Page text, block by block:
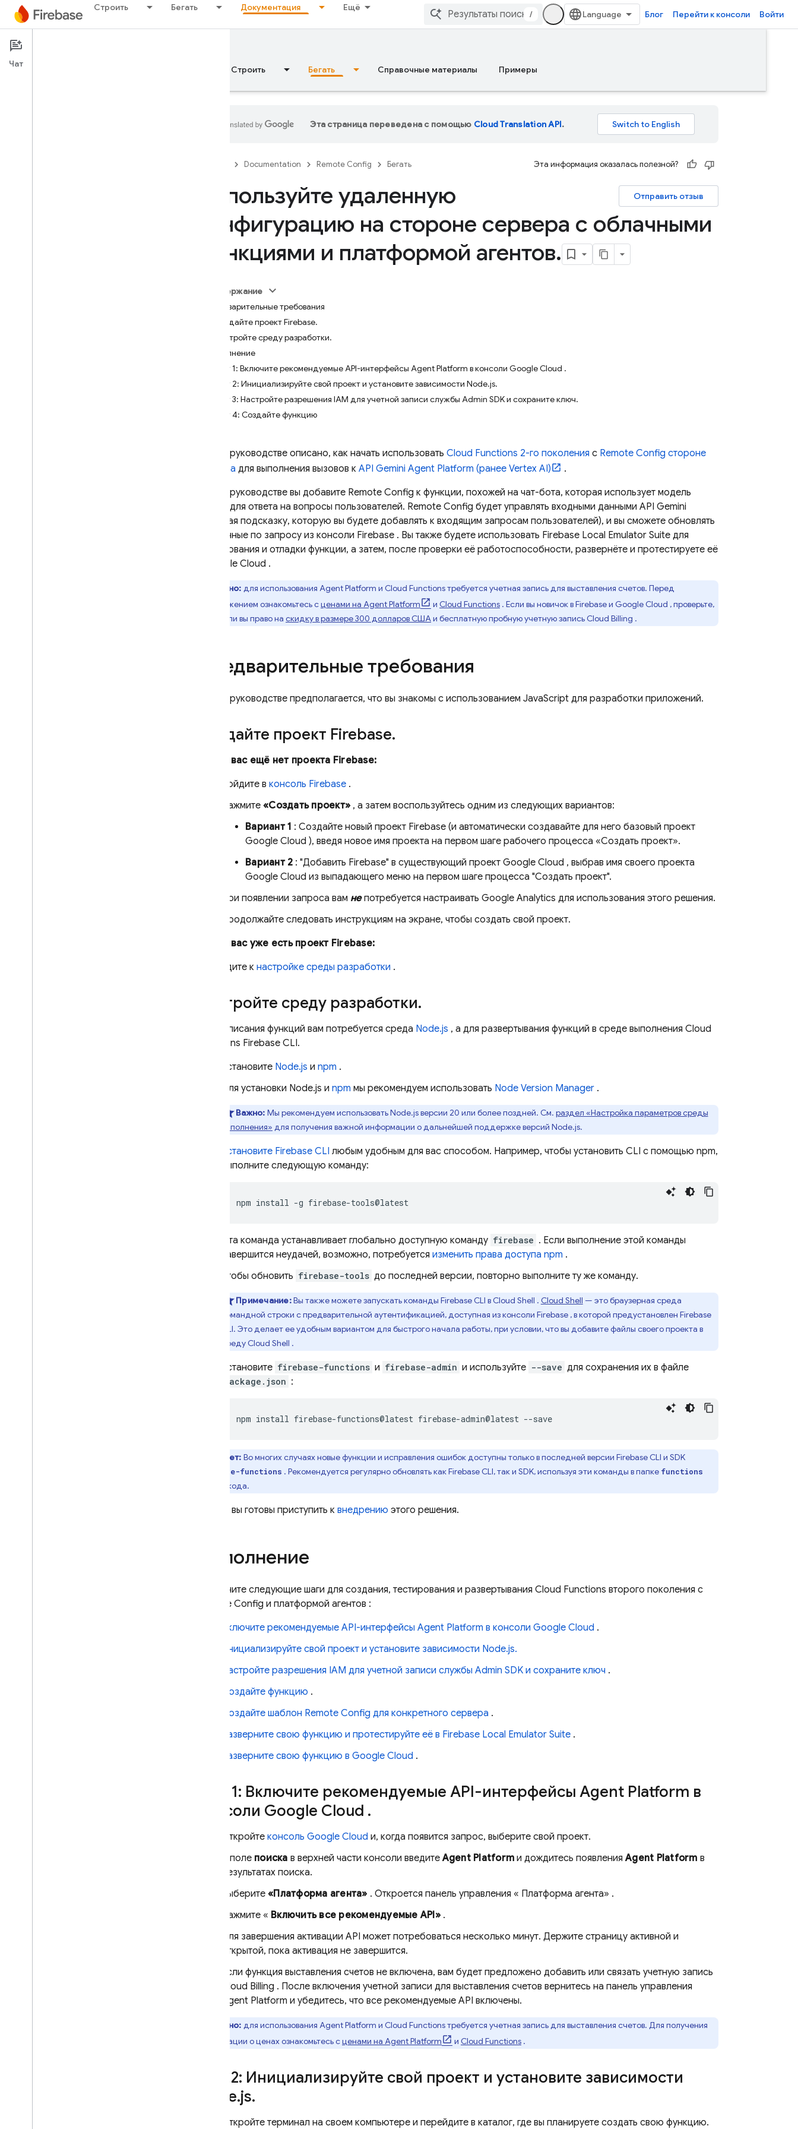
Строить Бегать Документация Ещё
/ Блог Перейти к консоли Войти
Documentation
Обзор Строить Бегать Справочные материалы Примеры
Эта страница переведена с помощью Cloud Translation API.
Documentation Remote Config Бегать Эта информация оказалась полезной?
Отправить отзыв
Используйте удаленную
конфигурацию на стороне сервера с облачными
функциями и платформой агентов.
Содержание
Предварительные требования
Создайте проект Firebase.
Настройте среду разработки.
Выполнение
Шаг 1: Включите рекомендуемые API-интерфейсы Agent Platform в консоли Google Cloud .
Шаг 2: Инициализируйте свой проект и установите зависимости Node.js.
Шаг 3: Настройте разрешения IAM для учетной записи службы Admin SDK и сохраните ключ.
Шаг 4: Создайте функцию
В этом руководстве описано, как начать использовать Cloud Functions 2-го поколения с Remote Config стороне
сервера для выполнения вызовов к API Gemini Agent Platform (ранее Vertex AI)
.
В этом руководстве вы добавите Remote Config к функции, похожей на чат-бота, которая использует модель
для ответа на вопросы пользователей. Remote Config будет управлять входными данными API Gemini
(включая подсказку, которую вы будете добавлять к входящим запросам пользователей), и вы сможете обновлять
эти данные по запросу из консоли Firebase . Вы также будете использовать Firebase Local Emulator Suite для
тестирования и отладки функции, а затем, после проверки её работоспособности, развернёте и протестируете её
Google Cloud .
Важно: для использования Agent Platform и Cloud Functionsтребуется учетная запись для выставления счетов. Перед
продолжением ознакомьтесь сценами на Agent Platform и Cloud Functions . Если вы новичок в Firebase и Google Cloud , проверьте,
имеете ли вы право на скидку в размере 300 долларов СШАи бесплатную пробную учетную запись Cloud Billing .
Предварительные требования
В этом руководстве предполагается, что вы знакомы с использованием JavaScript для разработки приложений.
Создайте проект Firebase.
Если у вас ещё нет проекта Firebase:
Войдите в консоль Firebase .
Нажмите «Создать проект» , а затем воспользуйтесь одним из следующих вариантов:
Вариант 1 : Создайте новый проект Firebase (и автоматически создавайте для него базовый проект
Google Cloud ), введя новое имя проекта на первом шаге рабочего процесса «Создать проект».
Вариант 2 : "Добавить Firebase" в существующий проектGoogle Cloud , выбрав имя своего проекта
Google Cloud из выпадающего меню на первом шаге процесса "Создать проект".
При появлении запроса вам непотребуется настраивать Google Analytics для использования этого решения.
Продолжайте следовать инструкциям на экране, чтобы создать свой проект.
Если у вас уже есть проект Firebase:
Перейдите к настройке среды разработки .
Настройте среду разработки.
Для написания функций вам потребуется среда Node.js , а для развертывания функций в среде выполнения Cloud
Functions Firebase CLI.
Установите Node.js и npm .
Для установки Node.js и npm мы рекомендуем использовать Node Version Manager .
Важно: Мы рекомендуем использовать Node.js версии 20 или более поздней. См. раздел «Настройка параметров среды
выполнения» для получения важной информации о дальнейшей поддержке версий Node.js.
Установите Firebase CLI любым удобным для вас способом. Например, чтобы установить CLI с помощью npm,
выполните следующую команду:
npm install -g
Эта команда устанавливает глобально доступную команду firebase . Если выполнение этой команды
завершится неудачей, возможно, потребуется изменить права доступа npm .
Чтобы обновить firebase-tools до последней версии, повторно выполните ту же команду.
Примечание:Вы также можете запускать команды FirebaseCLI в Cloud Shell . Cloud Shell — это браузерная среда
командной строки с предварительной аутентификацией, доступная из консоли Firebase , в которой предустановлен Firebase
CLI. Это делает ее удобным вариантом для быстрого начала работы, при условии, что вы добавите файлы своего проекта в
среду Cloud Shell .
Установите firebase-functions и firebase-admin и используйте --save для сохранения их в файле
package.json :
npm install firebase-functions@latest firebase-admin@latest
Совет: Во многих случаях новые функции и исправления ошибок доступны только в последней версии FirebaseCLI и SDK
firebase-functions . Рекомендуется регулярно обновлять какFirebase CLI, так и SDK, используя эти команды в папке functions
вашего кода.
Теперь вы готовы приступить к внедрению этого решения.
Выполнение
Выполните следующие шаги для создания, тестирования и развертывания Cloud Functions второго поколения с
Remote Config и платформой агентов :
Включите рекомендуемые API-интерфейсы Agent Platform в консоли Google Cloud .
Инициализируйте свой проект и установите зависимости Node.js.
Настройте разрешения IAM для учетной записи службы Admin SDK и сохраните ключ .
Создайте функцию .
Создайте шаблон Remote Config для конкретного сервера .
Разверните свою функцию и протестируйте её в Firebase Local Emulator Suite .
Разверните свою функцию в Google Cloud .
Шаг 1: Включите рекомендуемые API-интерфейсы Agent Platform в
консоли Google Cloud .
Откройте консоль Google Cloud и, когда появится запрос, выберите свой проект.
В поле поиска в верхней части консоли введитеAgent Platform и дождитесь появленияAgent Platform в
результатах поиска.
Выберите «Платформа агента» . Откроется панель управления « Платформа агента» .
Нажмите « Включить все рекомендуемые API».
Для завершения активации API может потребоваться несколько минут. Держите страницу активной и
открытой, пока активация не завершится.
Если функция выставления счетов не включена, вам будет предложено добавить или связать учетную запись
Cloud Billing . После включения учетной записи для выставления счетов вернитесь на панель управления
Agent Platform и убедитесь, что все рекомендуемые API включены.
Важно: для использования Agent Platform и Cloud Functionsтребуется учетная запись для выставления счетов. Для получения
информации о ценах ознакомьтесь сценами на Agent Platform и Cloud Functions .
Шаг 2: Инициализируйте свой проект и установите зависимости
Node.js.
Откройте терминал на своем компьютере и перейдите в каталог, где вы планируете создать свою функцию.
Чат